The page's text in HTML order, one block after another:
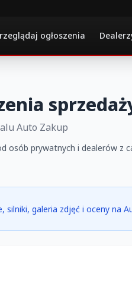
ogłoszenia
Auto Zakup
osób prywatnych i dealerów z
silniki, galeria zdjęć i oceny na